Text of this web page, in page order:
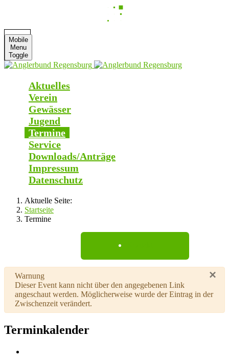
Mobile
Menu
Toggle
Aktuelles
Verein
Gewässer
Jugend
Termine
Service
Downloads/Anträge
Impressum
Datenschutz
Aktuelle Seite:
Startseite
Termine
×
Warnung
Dieser Event kann nicht über den angegebenen Link
angeschaut werden. Möglicherweise wurde der Eintrag in der
Zwischenzeit verändert.
Terminkalender